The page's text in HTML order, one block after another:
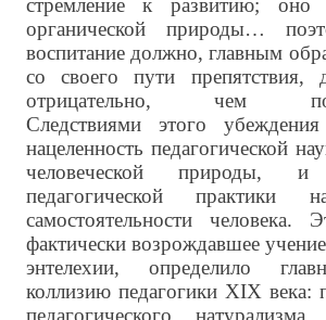
стремление к развитию; оно
органической природы…
воспитание должно, главным
со своего пути препятствия,
отрицательно, чем
Следствиями этого
нацеленность педагогической
человеческой природы, и
педагогической практики
самостоятельности человека.
фактически возрождавшее
энтелехии, определило
коллизию педагогики XIX века:
педагогического